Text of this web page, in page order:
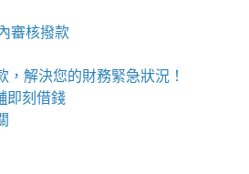
審核撥款
，解決您的財務緊急狀況！
即刻借錢